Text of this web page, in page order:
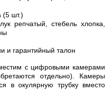
(5 шт.)
репчатый, стебель хлопка,
и гарантийный талон
с цифровыми камерами
отдельно). Камеры
в окулярную трубку вместо